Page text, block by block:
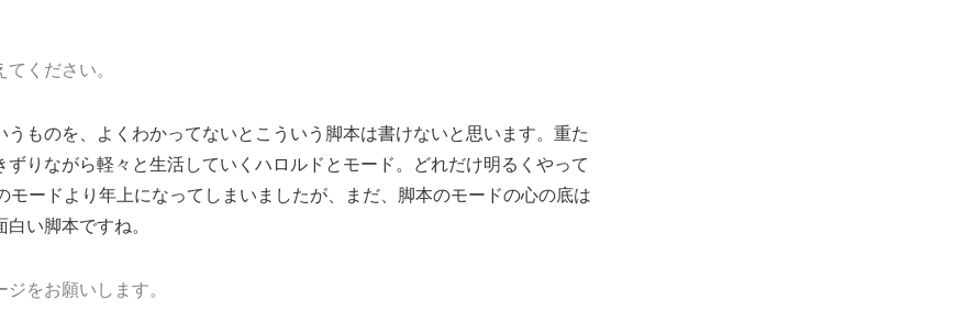
ください。
うものを、よくわかってないとこういう脚本は書けないと思います。重た
ずりながら軽々と生活していくハロルドとモード。どれだけ明るくやって
モードより年上になってしまいましたが、まだ、脚本のモードの心の底は
い脚本ですね。
をお願いします。